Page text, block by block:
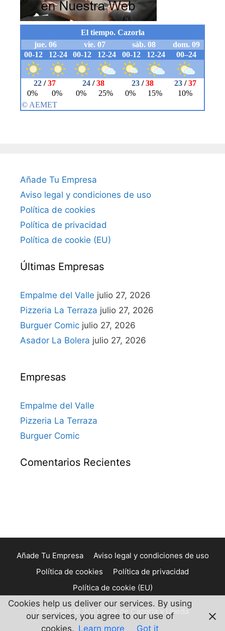
Añade Tu Empresa
Aviso legal y condiciones de uso
Política de cookies
Política de privacidad
Política de cookie (EU)
Últimas Empresas
Empalme del Valle julio 27, 2026
Pizzeria La Terraza julio 27, 2026
Burguer Comic julio 27, 2026
Asador La Bolera julio 27, 2026
Empresas
Empalme del Valle
Pizzeria La Terraza
Burguer Comic
Comentarios Recientes
Añade Tu Empresa
Aviso legal y condiciones de uso
Política de cookies
Política de privacidad
Política de cookie (EU)
Copyright © 2021 Guia de Cazorla y Ubeda
Cookies help us deliver our services. By using
our services, you agree to our use of
cookies. Learn more Got it